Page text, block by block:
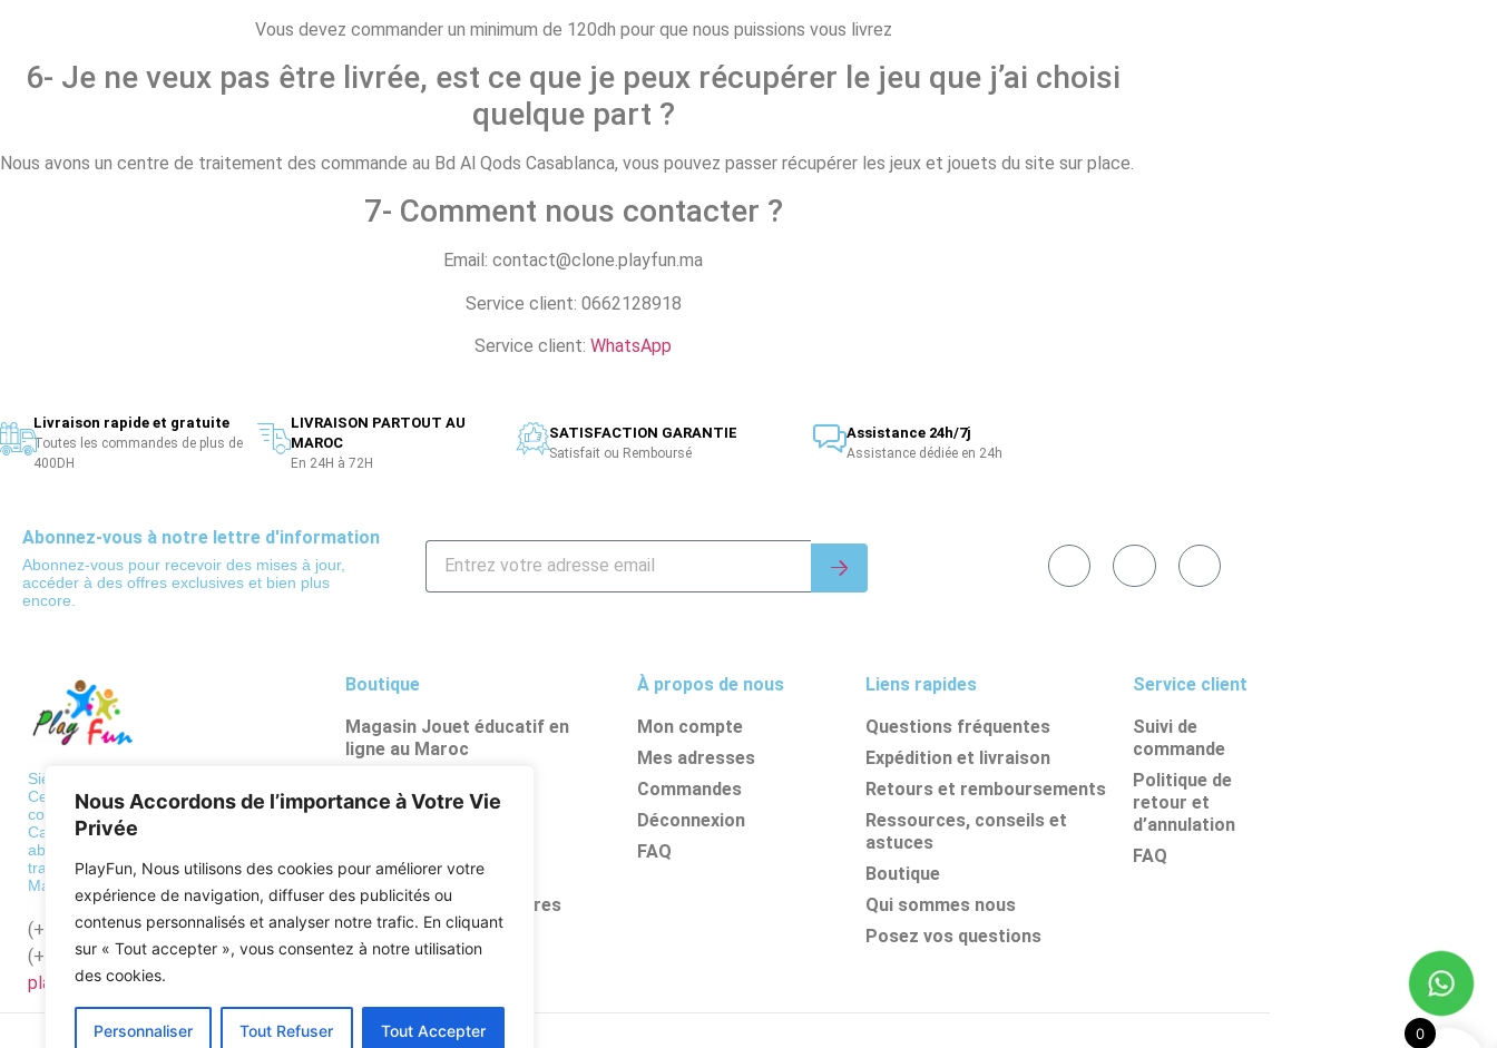
Nous Accordons de l’importance à Votre Vie
Privée
PlayFun, Nous utilisons des cookies pour améliorer votre
expérience de navigation, diffuser des publicités ou
contenus personnalisés et analyser notre trafic. En cliquant
sur « Tout accepter », vous consentez à notre utilisation
des cookies.
Personnaliser Tout Refuser Tout Accepter
Vous devez commander un minimum de 120dh pour que nous puissions vous livrez
6- Je ne veux pas être livrée, est ce que je peux récupérer le jeu que j’ai choisi
quelque part ?
Nous avons un centre de traitement des commande au Bd Al Qods Casablanca, vous pouvez passer récupérer les jeux et jouets du site sur place.
7- Comment nous contacter ?
Email: contact@clone.playfun.ma
Service client: 0662128918
Service client: WhatsApp
Livraison rapide et gratuite
Toutes les commandes de plus de
400DH
LIVRAISON PARTOUT AU
MAROC
En 24H à 72H
SATISFACTION GARANTIE
Satisfait ou Remboursé
Assistance 24h/7j
Assistance dédiée en 24h
Abonnez-vous à notre lettre d'information
Abonnez-vous pour recevoir des mises à jour,
accéder à des offres exclusives et bien plus
encore.
Siège: 36 BD de Paris, Casablanca
Centre de traitement des
commandes
Casa: Bd al qods, hay mouley
abdellah Casablanca Centre de
traitement des commandes
Maroc: Zone industrielle Mediouna
(+212)522568689
(+212)662128918
playfun.ma@gmail.com
Boutique
Magasin Jouet éducatif en
ligne au Maroc
Véhicules et circuits
Puzzles
Apprentissages scolaires
À propos de nous
Mon compte
Mes adresses
Commandes
Déconnexion
FAQ
Liens rapides
Questions fréquentes
Expédition et livraison
Retours et remboursements
Ressources, conseils et
astuces
Boutique
Qui sommes nous
Posez vos questions
Service client
Suivi de
commande
Politique de
retour et
d’annulation
FAQ
0